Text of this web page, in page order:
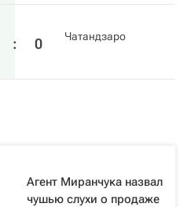
: 0 Чатандзаро
Агент Миранчука назвал
чушью слухи о продаже